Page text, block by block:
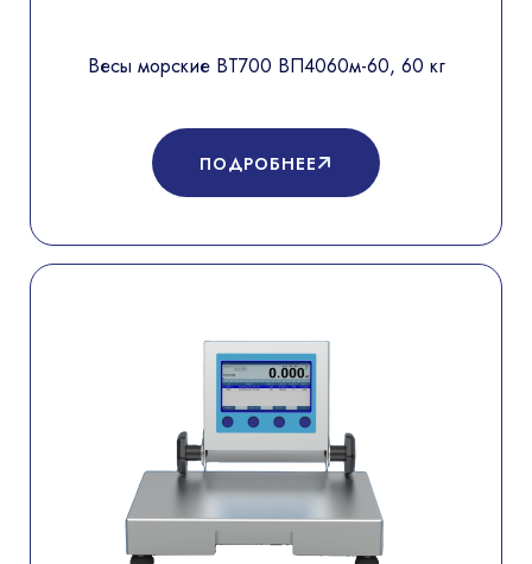
Весы морские ВТ700 ВП4060м-60, 60 кг
ПОДРОБНЕЕ